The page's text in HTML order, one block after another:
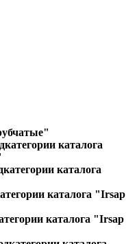
каталога
каталога
каталога "Irsap
каталога "Irsap